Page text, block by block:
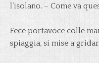
l’isolano. – Come va
Fece portavoce colle
spiaggia, si mise a